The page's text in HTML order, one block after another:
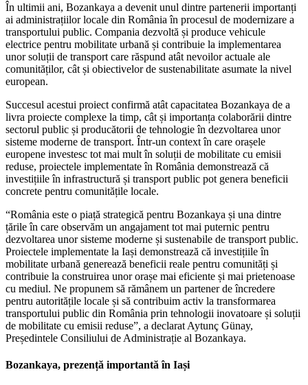
În ultimii ani, Bozankaya a devenit unul dintre partenerii importanți
ai administrațiilor locale din România în procesul de modernizare a
transportului public. Compania dezvoltă și produce vehicule
electrice pentru mobilitate urbană și contribuie la implementarea
unor soluții de transport care răspund atât nevoilor actuale ale
comunităților, cât și obiectivelor de sustenabilitate asumate la nivel
european.
Succesul acestui proiect confirmă atât capacitatea Bozankaya de a
livra proiecte complexe la timp, cât și importanța colaborării dintre
sectorul public și producătorii de tehnologie în dezvoltarea unor
sisteme moderne de transport. Într-un context în care orașele
europene investesc tot mai mult în soluții de mobilitate cu emisii
reduse, proiectele implementate în România demonstrează că
investițiile în infrastructură și transport public pot genera beneficii
concrete pentru comunitățile locale.
“România este o piață strategică pentru Bozankaya și una dintre
țările în care observăm un angajament tot mai puternic pentru
dezvoltarea unor sisteme moderne și sustenabile de transport public.
Proiectele implementate la Iași demonstrează că investițiile în
mobilitate urbană generează beneficii reale pentru comunități și
contribuie la construirea unor orașe mai eficiente și mai prietenoase
cu mediul. Ne propunem să rămânem un partener de încredere
pentru autoritățile locale și să contribuim activ la transformarea
transportului public din România prin tehnologii inovatoare și soluții
de mobilitate cu emisii reduse”, a declarat Aytunç Günay,
Președintele Consiliului de Administrație al Bozankaya.
Bozankaya, prezență importantă în Iași